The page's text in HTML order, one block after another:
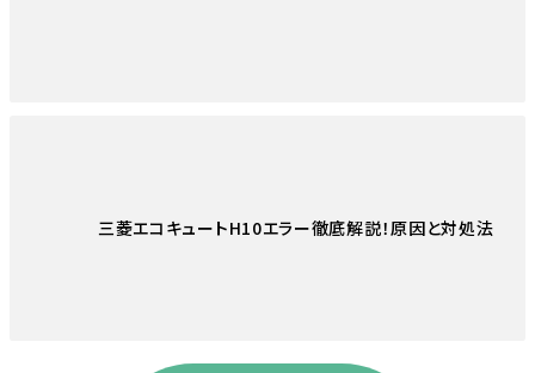
三菱エコキュートH10エラー徹底解説！原因と対処法